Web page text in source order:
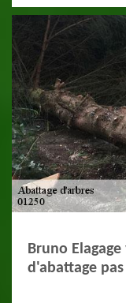
Bruno
d'abattage